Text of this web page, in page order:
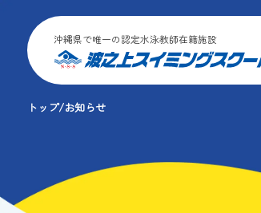
沖縄県で唯一の認定水泳教師在籍施設
トップ お知らせ